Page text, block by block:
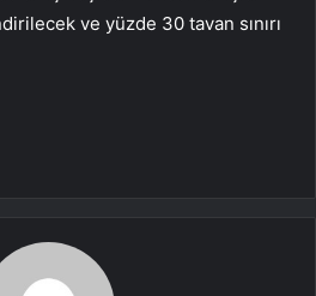
ve yüzde 30 tavan sınırı